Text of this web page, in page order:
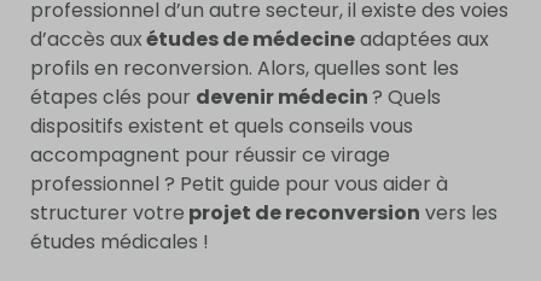
professionnel d’un autre secteur, il existe des voies
d’accès auxétudes de médecineadaptées aux
profils en reconversion. Alors, quelles sont les
étapes clés pour devenir médecin? Quels
dispositifs existent et quels conseils vous
accompagnent pour réussir ce virage
professionnel ? Petit guide pour vous aider à
structurer votre projet de reconversion vers les
études médicales !